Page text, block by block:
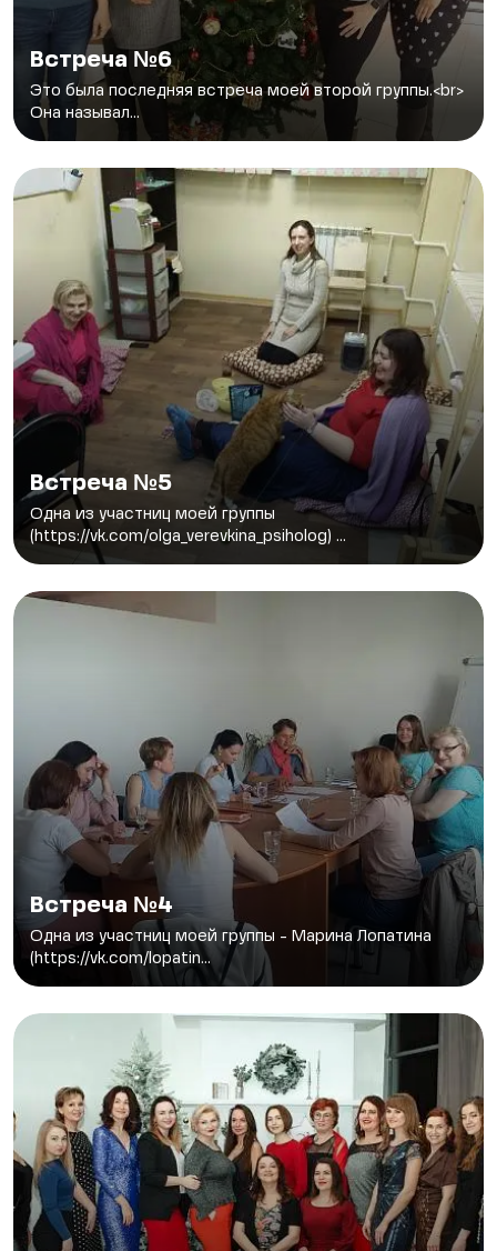
Встреча №6
Это была последняя встреча моей второй группы.<br>
Она называл...
Встреча №5
Одна из участниц моей группы
(https://vk.com/olga_verevkina_psiholog) ...
Встреча №4
Одна из участниц моей группы - Марина Лопатина
(https://vk.com/lopatin...